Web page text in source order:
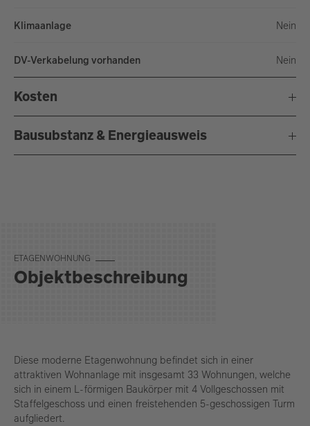
Klimaanlage Nein
DV-Verkabelung vorhanden Nein
Kosten
Bausubstanz & Energieausweis
ETA­GEN­WOH­NUNG
Objektbeschreibung
Diese moderne Etagenwohnung befindet sich in einer
attraktiven Wohnanlage mit insgesamt 33 Wohnungen, welche
sich in einem L-förmigen Baukörper mit 4 Vollgeschossen mit
Staffelgeschoss und einen freistehenden 5-geschossigen Turm
aufgliedert.